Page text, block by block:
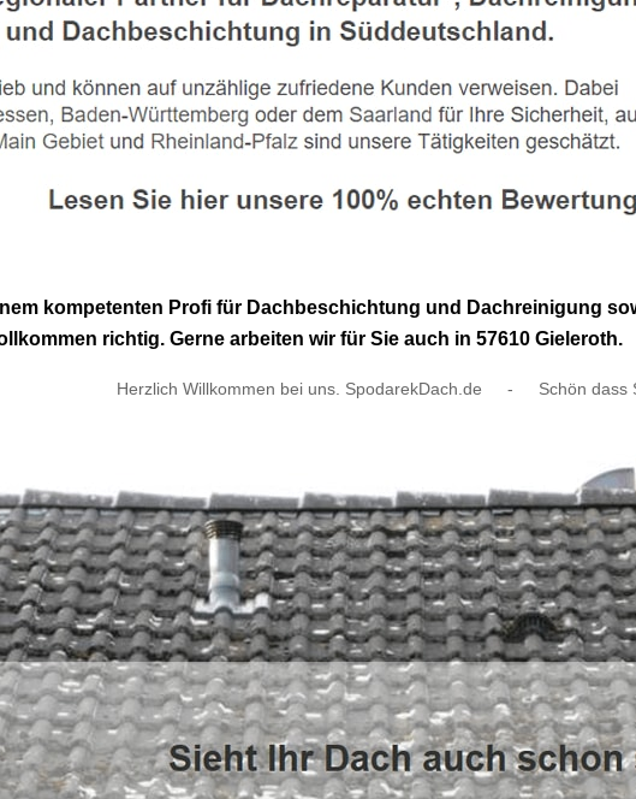
kompetenten Profi für Dachbeschichtung und Dachreinigung
richtig. Gerne arbeiten wir für Sie auch in 57610 Gieleroth.
Herzlich Willkommen bei uns. SpodarekDach.de - Schön dass